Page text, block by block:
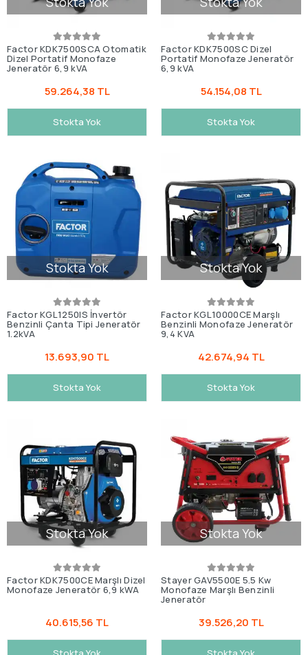
Factor KDK7500SCA Otomatik
Dizel Portatif Monofaze
Jeneratör 6,9 kVA
59.264,38 TL
Stokta Yok
Factor KDK7500SC Dizel
Portatif Monofaze Jeneratör
6,9 kVA
54.154,08 TL
Stokta Yok
Stokta Yok
Factor KGL1250IS İnvertör
Benzinli Çanta Tipi Jeneratör
1.2kVA
13.693,90 TL
Stokta Yok
Stokta Yok
Factor KGL10000CE Marşlı
Benzinli Monofaze Jeneratör
9,4 KVA
42.674,94 TL
Stokta Yok
Stokta Yok
Factor KDK7500CE Marşlı Dizel
Monofaze Jeneratör 6,9 kWA
40.615,56 TL
Stokta Yok
Stayer GAV5500E 5.5 Kw
Monofaze Marşlı Benzinli
Jeneratör
39.526,20 TL